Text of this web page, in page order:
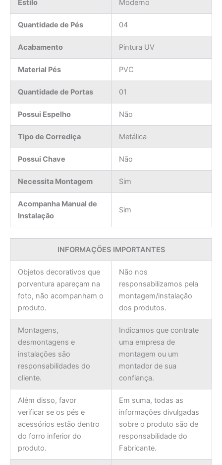
Estilo Moderno
Quantidade de Pés 04
Acabamento Pintura UV
Material Pés PVC
Quantidade de Portas 01
Possui Espelho Não
Tipo de Corrediça Metálica
Possui Chave Não
Necessita Montagem Sim
Acompanha Manual de
Instalação
Sim
INFORMAÇÕES IMPORTANTES
Objetos decorativos que
porventura apareçam na
foto, não acompanham o
produto.
Não nos
responsabilizamos pela
montagem/instalação
dos produtos.
Montagens,
desmontagens e
instalações são
responsabilidades do
cliente.
Indicamos que contrate
uma empresa de
montagem ou um
montador de sua
confiança.
Além disso, favor
verificar se os pés e
acessórios estão dentro
do forro inferior do
produto.
Em suma, todas as
informações divulgadas
sobre o produto são de
responsabilidade do
Fabricante.